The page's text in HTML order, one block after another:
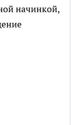
начинкой,